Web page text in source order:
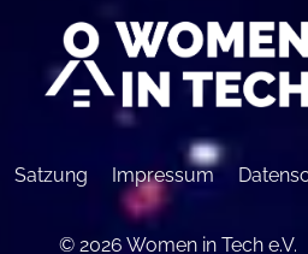
Satzung Impressum
© 2026 Women in Tech e.V.